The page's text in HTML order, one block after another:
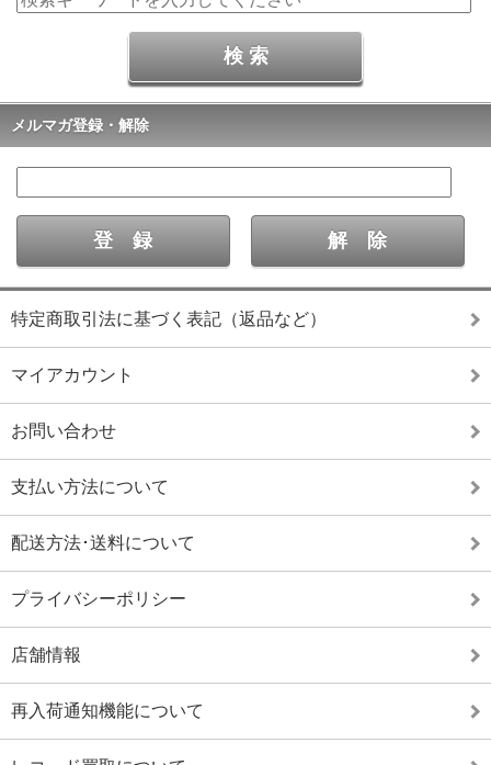
メルマガ登録・解除
特定商取引法に基づく表記（返品など）
マイアカウント
お問い合わせ
支払い方法について
配送方法･送料について
プライバシーポリシー
店舗情報
再入荷通知機能について